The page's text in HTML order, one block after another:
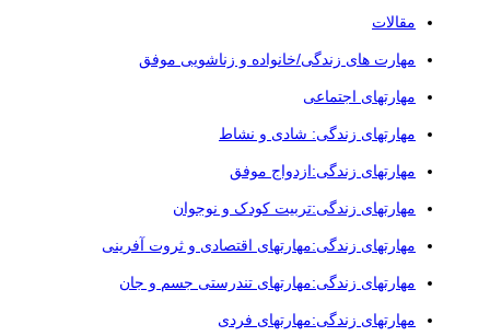
مقالات
مهارت های زندگی/خانواده و زناشویی موفق
مهارتهای اجتماعی
مهارتهای زندگی: شادی و نشاط
مهارتهای زندگی:ازدواج موفق
مهارتهای زندگی:تربیت کودک و نوجوان
مهارتهای زندگی:مهارتهای اقتصادی و ثروت آفرینی
مهارتهای زندگی:مهارتهای تندرستی جسم و جان
مهارتهای زندگی:مهارتهای فردی